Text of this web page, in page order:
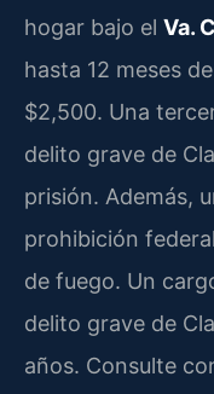
hogar bajo el Va.
hasta 12 meses
$2,500. Una
delito grave de
prisión. Además,
prohibición
de fuego. Un
delito grave de
años. Consulte